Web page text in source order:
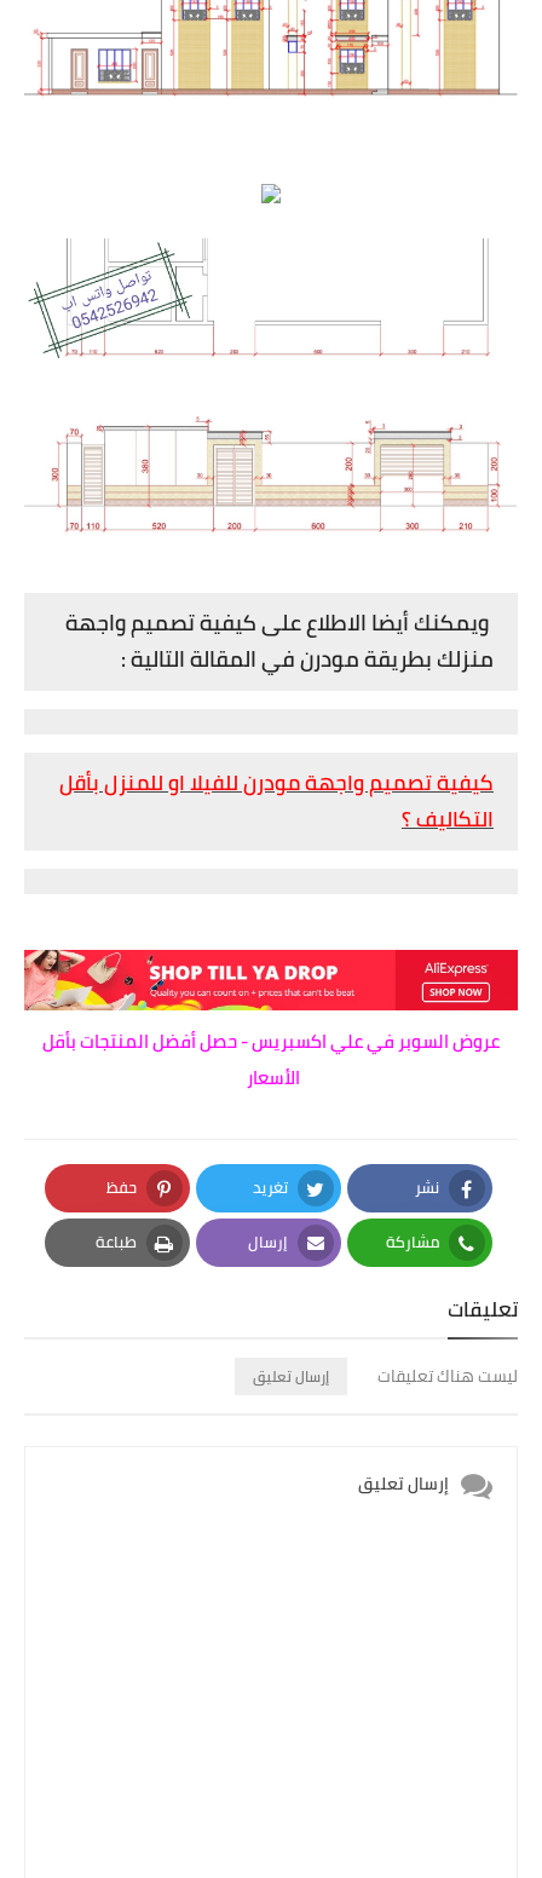
ويمكنك أيضا الاطلاع على كيفية تصميم واجهة
منزلك بطريقة مودرن في المقالة التالية :
كيفية تصميم واجهة مودرن للفيلا او للمنزل بأقل
التكاليف ؟
عروض السوبر في علي اكسبريس - حصل أفضل المنتجات بأقل
الأسعار
نشر
Facebook
تغريد
Twitter
حفظ
Pinterest
مشاركة
Whatsapp
إرسال
Email
طباعة
Print
تعليقات
ليست هناك تعليقات إرسال تعليق
إرسال تعليق